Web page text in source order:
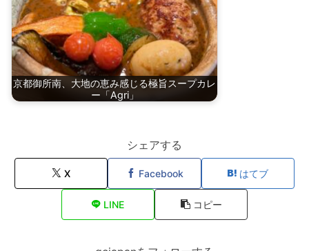
京都御所南、大地の恵み感じる極旨スープカレ
ー「Agri」
シェアする
X Facebook はてブ
LINE コピー